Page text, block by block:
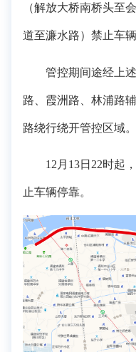
（解放大桥南桥头至
道至濂水路）禁止车
管控期间途经上
路、霞洲路、林浦路
路绕行绕开管控区域。
12月13日22时起
止车辆停靠。